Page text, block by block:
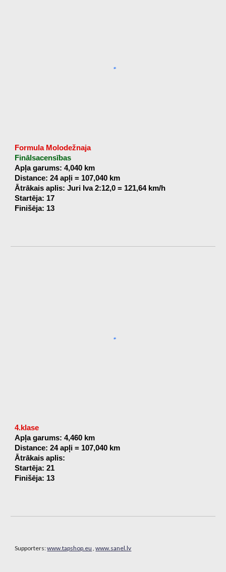
Formula Molodežnaja
Finālsacensības
Apļa garums: 4,040 km
Distance: 24 apļi = 107,040 km
Ātrākais aplis: Juri Iva 2:12,0 = 121,64 km/h
Startēja: 17
Finišēja: 13
4.klase
Apļa garums: 4,460 km
Distance: 24 apļi = 107,040 km
Ātrākais aplis:
Startēja: 21
Finišēja: 13
Supporters:www.tapshop.eu ,www.sanel.lv